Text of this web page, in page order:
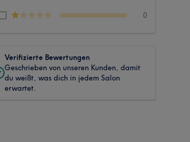
0
Verifizierte Bewertungen
Geschrieben von unseren Kunden, damit
du weißt, was dich in jedem Salon
erwartet.